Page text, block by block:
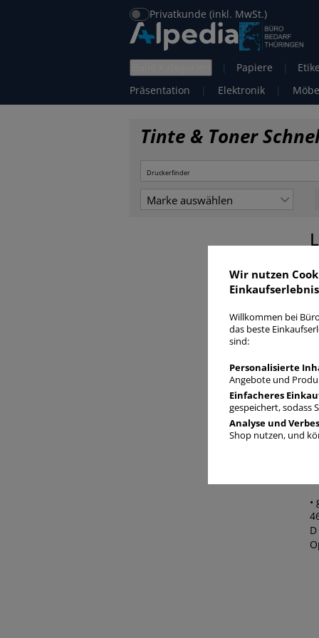
Privatkunde (inkl. MwSt.)
| Papiere |
Präsentation
| Elektronik |
Tinte & Toner
Marke auswählen
1
•
Wir nutzen
Willkommen bei
das beste
sind:
Personalisierte
Angebote und
Einfacheres
gespeichert, sodass
Analyse und
Shop nutzen, und